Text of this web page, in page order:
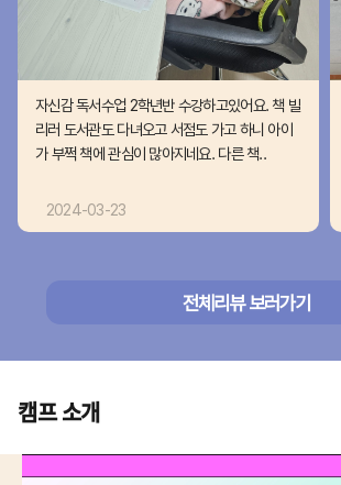
자신감 독서수업 2학년반 수강하고있어요. 책 빌
리러 도서관도 다녀오고 서점도 가고 하니 아이
가 부쩍 책에 관심이 많아지네요. 다른 책..
2024-03-23
전체리뷰 보러가기
캠프 소개